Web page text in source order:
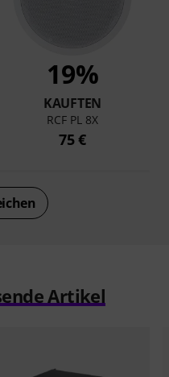
19%
KAUFTEN
RCF PL 8X
75 €
Artikel